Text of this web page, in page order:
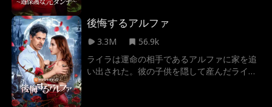
りを知る元夫デイモンがその計画に介入。彼
の緻密な策略により、エリカは意外な運命へ
と誘われ、愛と憎悪、新たな命が激しく交錯
する――。
後悔するアルファ
3.3M
56.9k
ライラは運命の相手であるアルファに家を追
い出された。彼の子供を隠して産んだライラ